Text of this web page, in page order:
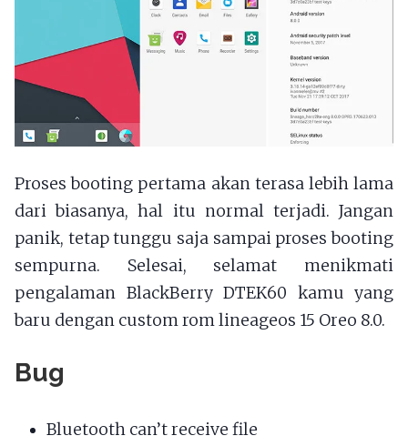
Proses booting pertama akan terasa lebih lama
dari biasanya, hal itu normal terjadi. Jangan
panik, tetap tunggu saja sampai proses booting
sempurna. Selesai, selamat menikmati
pengalaman BlackBerry DTEK60 kamu yang
baru dengan custom rom lineageos 15 Oreo 8.0.
Bug
Bluetooth can’t receive file